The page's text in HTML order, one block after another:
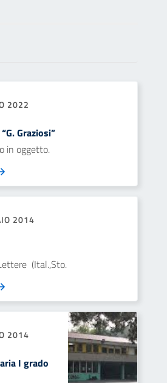
2022
Graziosi”
in oggetto.
2014
(Ital.,Sto.
2014
I grado